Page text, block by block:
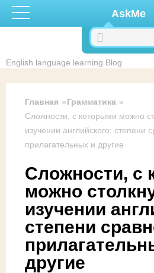
Перейти к основному содержанию
AskMe
English language learning Blog
Главная
Грамматика
Сложности, с которыми можно
изучении английского: степени
прилагательных и другие
Сложности, с
можно
изучении
степени
другие